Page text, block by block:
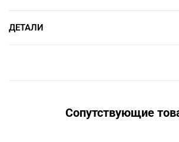
ДЕТАЛИ
Сопутствующие